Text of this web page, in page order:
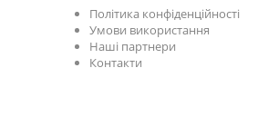
Політика конфіденційності
Умови використання
Наші партнери
Контакти